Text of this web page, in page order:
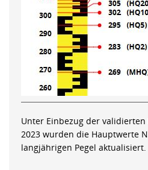
Unter Einbezug der
2023 wurden die Hauptwerte
langjährigen Pegel aktualisiert.